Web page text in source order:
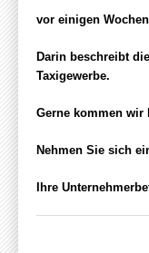
vor einigen
Darin beschreibt
Taxigewerbe.
Gerne kommen wir
Nehmen Sie sich
Ihre